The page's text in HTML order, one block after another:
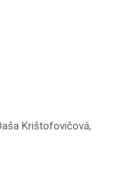
Krištofovičová,